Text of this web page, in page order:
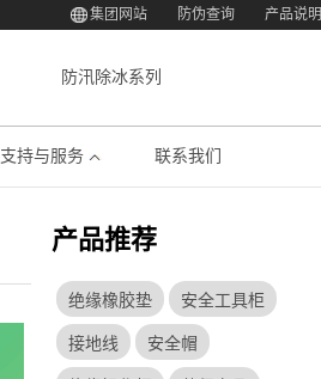
集团网站 防伪查询 产品说
防汛除冰系列
支持与服务 联系我们
产品推荐
绝缘橡胶垫 安全工具柜
接地线 安全帽